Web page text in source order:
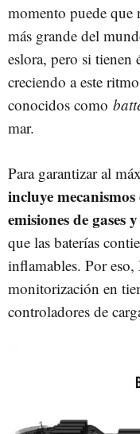
momento puede que
más grande del
eslora, pero si tienen
creciendo a este
conocidos como
mar.
Para garantizar al
incluye
emisiones de gases
que las baterías
inflamables. Por
monitorización en
controladores de